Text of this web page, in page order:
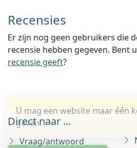
Recensies
Er zijn nog geen gebruikers die
recensie hebben gegeven. Bent
recensie geeft?
U mag een website maar één
geven.
Direct naar ...
Vraag/antwoord